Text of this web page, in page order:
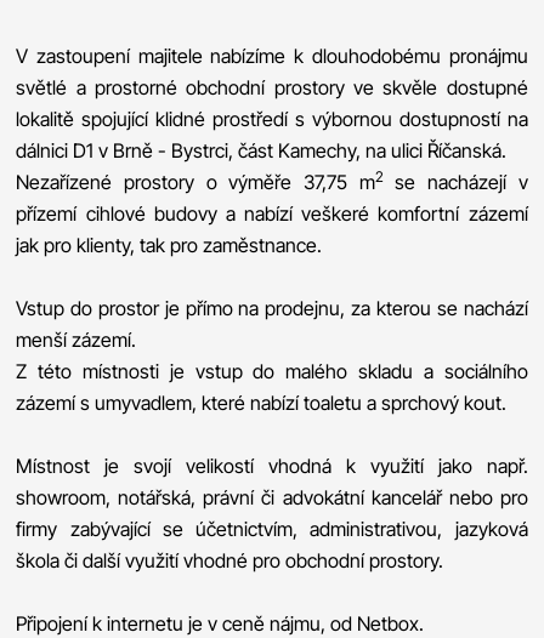
V zastoupení majitele nabízíme k dlouhodobému pronájmu
světlé a prostorné obchodní prostory ve skvěle dostupné
lokalitě spojující klidné prostředí s výbornou dostupností na
dálnici D1 v Brně - Bystrci, část Kamechy, na ulici Říčanská.
Nezařízené prostory o výměře 37,75 m2se nacházejí v
přízemí cihlové budovy a nabízí veškeré komfortní zázemí
jak pro klienty, tak pro zaměstnance.
Vstup do prostor je přímo na prodejnu, za kterou se nachází
menší zázemí.
Z této místnosti je vstup do malého skladu a sociálního
zázemí s umyvadlem, které nabízí toaletu a sprchový kout.
Místnost je svojí velikostí vhodná k využití jako např.
showroom, notářská, právní či advokátní kancelář nebo pro
firmy zabývající se účetnictvím, administrativou, jazyková
škola či další využití vhodné pro obchodní prostory.
Připojení k internetu je v ceně nájmu, od Netbox.